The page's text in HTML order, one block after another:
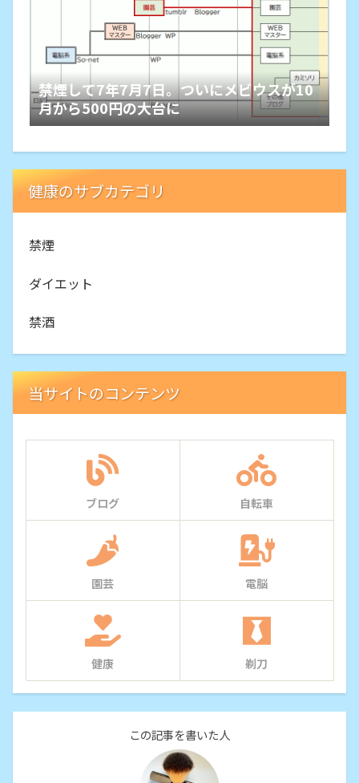
禁煙して7年7月7日。ついにメビウスが10
月から500円の大台に
健康のサブカテゴリ
禁煙
ダイエット
禁酒
当サイトのコンテンツ
ブログ 自転車
園芸 電脳
健康 剃刀
この記事を書いた人